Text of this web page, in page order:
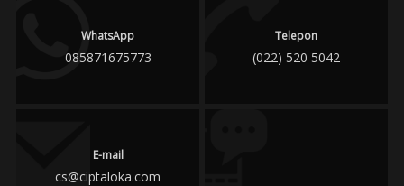
WhatsApp
085871675773
Telepon
(022) 520 5042
E-mail
cs@ciptaloka.com